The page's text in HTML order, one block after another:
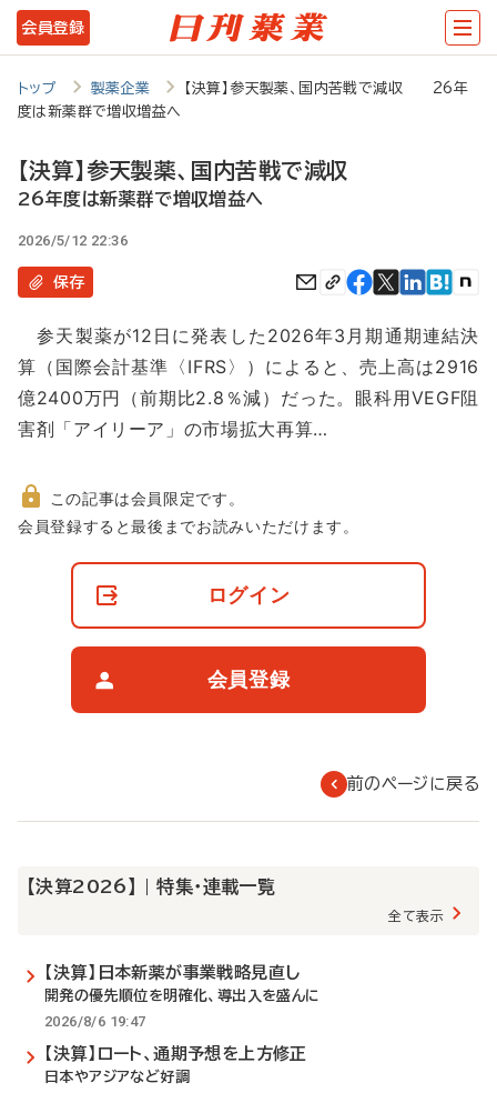
メ
イ
コ
テ
ツ
に
動
会員登録
トップ 製薬企業
【決算】参天製薬、国内苦戦で減収 26年
度は新薬群で増収増益へ
【決算】参天製薬、国内苦戦で減収
26年度は新薬群で増収増益へ
2026/5/12 22:36
保存
参天製薬が12日に発表した2026年3月期通期連結決
算（国際会計基準〈IFRS〉）によると、売上高は2916
億2400万円（前期比2.8％減）だった。眼科用VEGF阻
害剤「アイリーア」の市場拡大再算…
非
この記事は会員限定です。
会員登録すると最後までお読みいただけます。
ログイン
会員登録
前のページに戻る
【決算2026】 | 特集・連載一覧
全て表示
【決算】日本新薬が事業戦略見直し
開発の優先順位を明確化、導出入を盛んに
2026/8/6 19:47
【決算】ロート、通期予想を上方修正
日本やアジアなど好調